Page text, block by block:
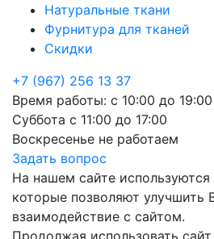
Натуральные ткани
Фурнитура для тканей
Скидки
+7 (967) 256 13 37
Время работы: с 10:00 до 19:00
Суббота с 11:00 до 17:00
Воскресенье не работаем
Задать вопрос
На нашем сайте используются
которые позволяют улучшить
взаимодействие с сайтом.